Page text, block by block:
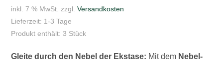
inkl. 7 % MwSt. zzgl.Versandkosten
Lieferzeit: 1-3 Tage
Produkt enthält: 3 Stück
Gleite durch den Nebel der Ekstase: Mit dem Nebel-